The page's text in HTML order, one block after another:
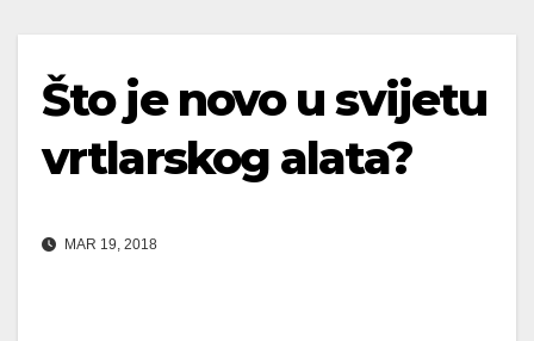
Što je novo u svijetu
vrtlarskog alata?
MAR 19, 2018